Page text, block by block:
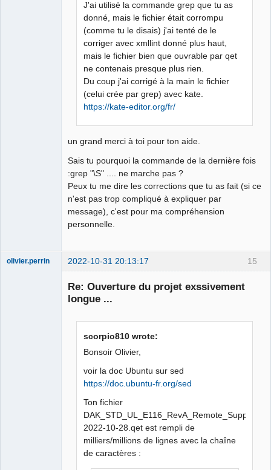
J'ai utilisé la commande grep que tu as
donné, mais le fichier était corrompu
(comme tu le disais) j'ai tenté de le
corriger avec xmllint donné plus haut,
mais le fichier bien que ouvrable par qet
ne contenais presque plus rien.
Du coup j'ai corrigé à la main le fichier
(celui crée par grep) avec kate.
https://kate-editor.org/fr/
un grand merci à toi pour ton aide.
Sais tu pourquoi la commande de la dernière fois
:grep "\S" .... ne marche pas ?
Peux tu me dire les corrections que tu as fait (si ce
n'est pas trop compliqué à expliquer par
message), c'est pour ma compréhension
personnelle.
15
olivier.perrin 2022-10-31 20:13:17
Re: Ouverture du projet exssivement
longue ...
scorpio810 wrote:
Bonsoir Olivier,
voir la doc Ubuntu sur sed
https://doc.ubuntu-fr.org/sed
Ton fichier
DAK_STD_UL_E116_RevA_Remote_Support_T-
2022-10-28.qet est rempli de
milliers/millions de lignes avec la chaîne
de caractères :